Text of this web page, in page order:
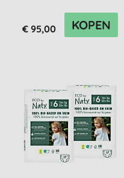
€ 95,00 KOPEN